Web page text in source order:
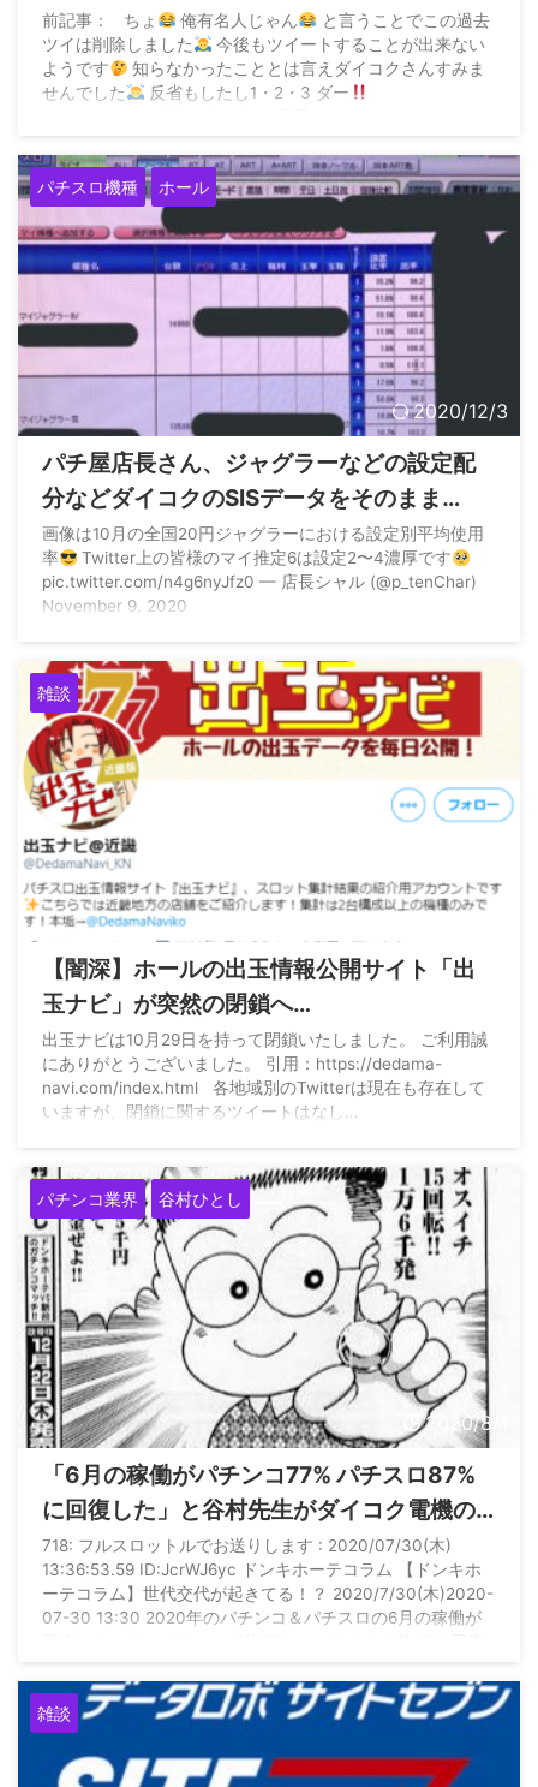
されてツイ消しのうえ謝罪
前記事： ちょ 俺有名人じゃん
と言うことでこの過去
ツイは削除しました
今後もツイートすることが出来ない
ようです
知らなかったこととは言えダイコクさんすみま
せんでした
反省もしたし1・2・3 ダー
パチスロ機種 ホール
2020/12/3
パチ屋店長さん、ジャグラーなどの設定配
分などダイコクのSISデータをそのまま
Twitterに載っけてしまうwww
画像は10月の全国20円ジャグラーにおける設定別平均使用
率
Twitter上の皆様のマイ推定6は設定2〜4濃厚です
pic.twitter.com/n4g6nyJfz0 — 店長シャル (@p_tenChar)
November 9, 2020
雑談
2020/12/30
【闇深】ホールの出玉情報公開サイト「出
玉ナビ」が突然の閉鎖へ…
出玉ナビは10月29日を持って閉鎖いたしました。 ご利用誠
にありがとうございました。 引用：https://dedama-
navi.com/index.html 各地域別のTwitterは現在も存在して
いますが、閉鎖に関するツイートはなし…
パチンコ業界 谷村ひとし
2020/8/1
「6月の稼働がパチンコ77% パチスロ87%
に回復した」と谷村先生がダイコク電機の
DK-SIS白書を引用してくださる
718: フルスロットルでお送りします : 2020/07/30(木)
13:36:53.59 ID:JcrWJ6yc ドンキホーテコラム 【ドンキホ
ーテコラム】世代交代が起きてる！？ 2020/7/30(木)2020-
07-30 13:30 2020年のパチンコ＆パチスロの6月の稼働が
直、自粛前との大きな変化は、ボクもホールに通って痛感す
るのが、パチンコの世代交代で、シンフォギア2のコーナ ...
雑談